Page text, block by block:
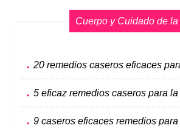
Cuerpo y Cuidado de
20 remedios caseros eficaces
5 eficaz remedios caseros para
9 caseros eficaces remedios